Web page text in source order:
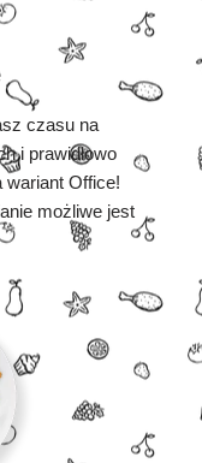
czasu na
i prawidłowo
wariant Office!
możliwe jest